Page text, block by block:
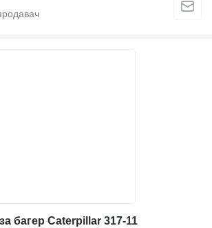
багер Caterpillar 317-11